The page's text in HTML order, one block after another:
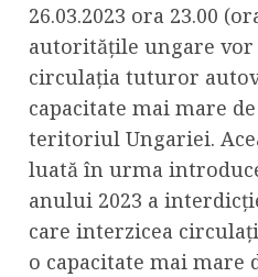
26.03.2023 ora 23.00
autoritățile ungare
circulația tuturor
capacitate mai mare
teritoriul Ungariei.
luată în urma
anului 2023 a
care interzicea
o capacitate mai mare